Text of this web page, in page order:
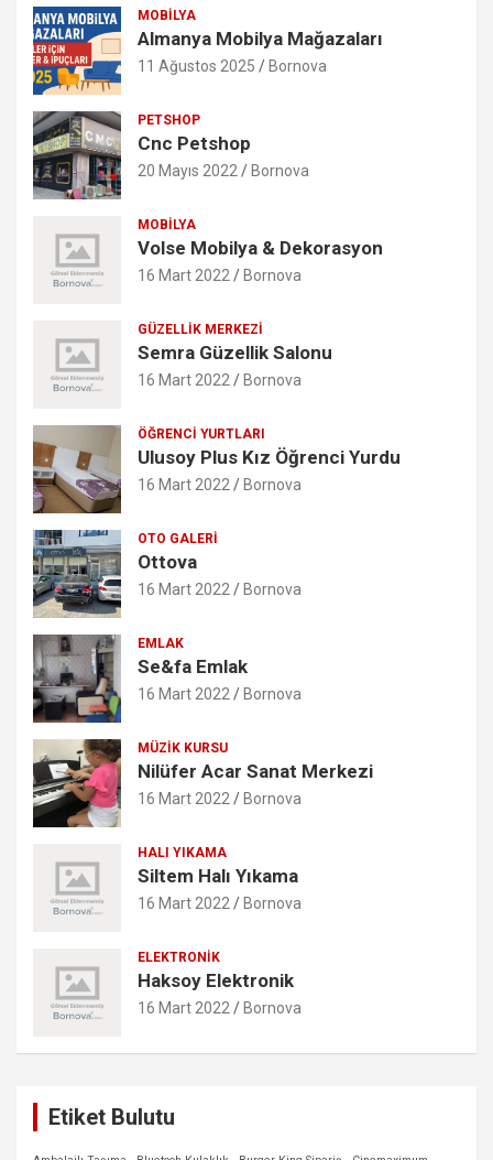
MOBILYA
Almanya Mobilya Mağazaları
11 Ağustos 2025 Bornova
PETSHOP
Cnc Petshop
20 Mayıs 2022 Bornova
MOBILYA
Volse Mobilya & Dekorasyon
16 Mart 2022 Bornova
GÜZELLIK MERKEZI
Semra Güzellik Salonu
16 Mart 2022 Bornova
ÖĞRENCI YURTLARI
Ulusoy Plus Kız Öğrenci Yurdu
16 Mart 2022 Bornova
OTO GALERI
Ottova
16 Mart 2022 Bornova
EMLAK
Se&fa Emlak
16 Mart 2022 Bornova
MÜZIK KURSU
Nilüfer Acar Sanat Merkezi
16 Mart 2022 Bornova
HALI YIKAMA
Siltem Halı Yıkama
16 Mart 2022 Bornova
ELEKTRONIK
Haksoy Elektronik
16 Mart 2022 Bornova
Etiket Bulutu